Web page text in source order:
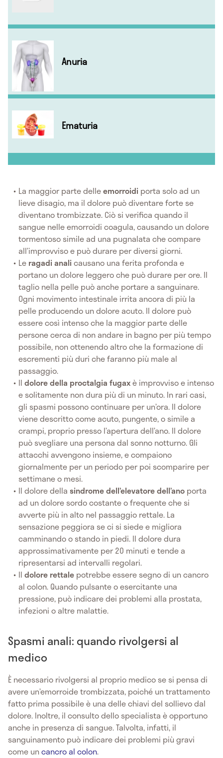
Anuria
Ematuria
La maggior parte delleemorroidi porta solo ad un
lieve disagio, ma il dolore può diventare forte se
diventano trombizzate. Ciò si verifica quando il
sangue nelle emorroidi coagula, causando un dolore
tormentoso simile ad una pugnalata che compare
all’improvviso e può durare per diversi giorni.
Le ragadi analicausano una ferita profonda e
portano un dolore leggero che può durare per ore. Il
taglio nella pelle può anche portare a sanguinare.
Ogni movimento intestinale irrita ancora di più la
pelle producendo un dolore acuto. Il dolore può
essere così intenso che la maggior parte delle
persone cerca di non andare in bagno per più tempo
possibile, non ottenendo altro che la formazione di
escrementi più duri che faranno più male al
passaggio.
Ildolore della proctalgia fugaxè improvviso e intenso
e solitamente non dura più di un minuto. In rari casi,
gli spasmi possono continuare per un’ora. Il dolore
viene descritto come acuto, pungente, o simile a
crampi, proprio presso l’apertura dell’ano. Il dolore
può svegliare una persona dal sonno notturno. Gli
attacchi avvengono insieme, e compaiono
giornalmente per un periodo per poi scomparire per
settimane o mesi.
Il dolore dellasindrome dell’elevatore dell’ano porta
ad un dolore sordo costante o frequente che si
avverte più in alto nel passaggio rettale. La
sensazione peggiora se ci si siede e migliora
camminando o stando in piedi. Il dolore dura
approssimativamente per 20 minuti e tende a
ripresentarsi ad intervalli regolari.
Ildolore rettale potrebbe essere segno di un cancro
al colon. Quando pulsante o esercitante una
pressione, può indicare dei problemi alla prostata,
infezioni o altre malattie.
Spasmi anali: quando rivolgersi al
medico
È necessario rivolgersi al proprio medico se si pensa di
avere un’emorroide trombizzata, poiché un trattamento
fatto prima possibile è una delle chiavi del sollievo dal
dolore. Inoltre, il consulto dello specialista è opportuno
anche in presenza di sangue. Talvolta, infatti, il
sanguinamento può indicare dei problemi più gravi
come uncancro al colon.